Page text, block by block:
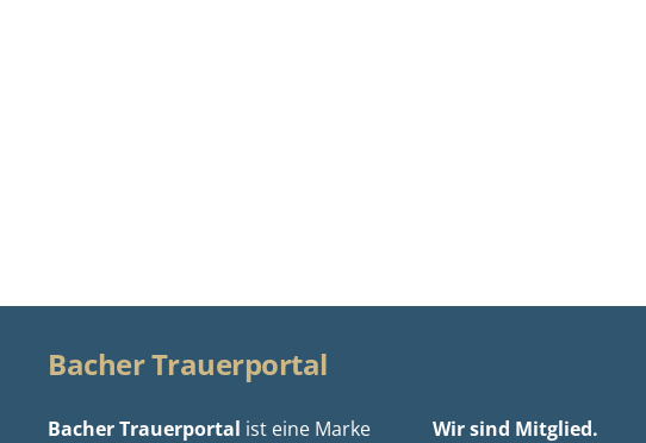
Bacher Trauerportal
Bacher Trauerportal ist eine Marke Wir sind Mitglied.